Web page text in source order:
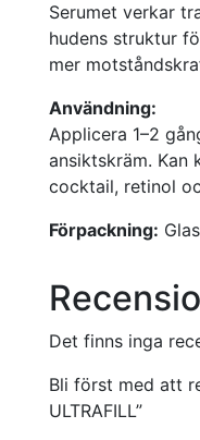
Serumet verkar
hudens struktur
mer
Användning:
Applicera 1–2
ansiktskräm. Kan
cocktail, retinol
Förpackning:
Det finns inga
Bli först med att
ULTRAFILL”